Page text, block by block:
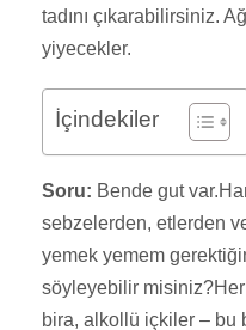
tadını çıkarabilirsiniz.
yiyecekler.
İçindekiler
Soru: Bende gut
sebzelerden, etlerden
yemek yemem
söyleyebilir
bira, alkollü içkiler – bu